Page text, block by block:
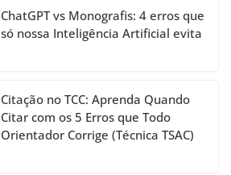
ChatGPT vs Monografis: 4 erros que
só nossa Inteligência Artificial evita
Citação no TCC: Aprenda Quando
Citar com os 5 Erros que Todo
Orientador Corrige (Técnica TSAC)